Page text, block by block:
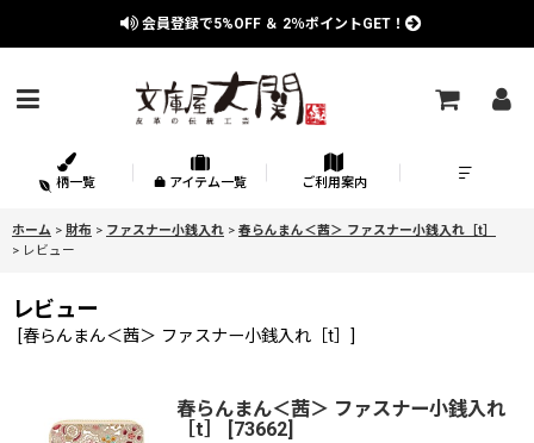
会員登録で5%OFF ＆ 2％ポイントGET！
柄一覧 アイテム一覧 ご利用案内
ホーム > 財布 > ファスナー小銭入れ > 春らんまん＜茜＞ ファスナー小銭入れ［t］
> レビュー
レビュー
[春らんまん＜茜＞ ファスナー小銭入れ［t］ ]
春らんまん＜茜＞ ファスナー小銭入れ
［t］
[73662]